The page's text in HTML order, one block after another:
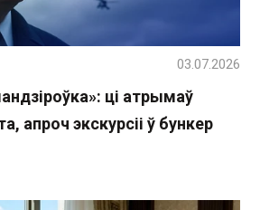
ці атрымаў
апроч экскурсіі ў бункер
03.07.2026